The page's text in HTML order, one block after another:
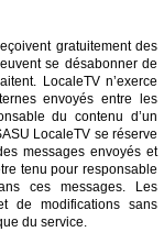
gratuitement des
se désabonner de
LocaleTV n’exerce
envoyés entre les
du contenu d’un
LocaleTV se réserve
messages envoyés et
tenu pour responsable
ces messages. Les
de modifications sans
du service.